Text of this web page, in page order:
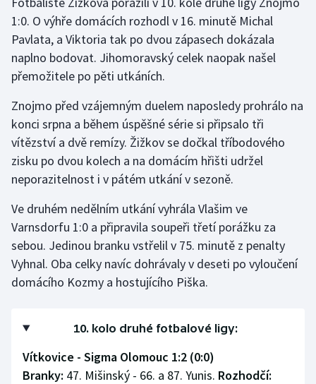
1:0. O výhře domácích rozhodl v 16. minutě Michal
Pavlata, a Viktoria tak po dvou zápasech dokázala
naplno bodovat. Jihomoravský celek naopak našel
přemožitele po pěti utkáních.
Znojmo před vzájemným duelem naposledy prohrálo na
konci srpna a během úspěšné série si připsalo tři
vítězství a dvě remízy. Žižkov se dočkal tříbodového
zisku po dvou kolech a na domácím hřišti udržel
neporazitelnost i v pátém utkání v sezoně.
Ve druhém nedělním utkání vyhrála Vlašim ve
Varnsdorfu 1:0 a připravila soupeři třetí porážku za
sebou. Jedinou branku vstřelil v 75. minutě z penalty
Vyhnal. Oba celky navíc dohrávaly v deseti po vyloučení
domácího Kozmy a hostujícího Piška.
10. kolo druhé fotbalové ligy:
Vítkovice - Sigma Olomouc 1:2 (0:0)
Branky: 47. Mišinský - 66. a 87. Yunis. Rozhodčí: